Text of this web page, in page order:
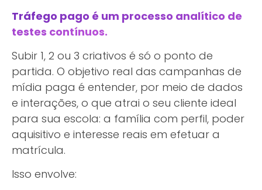
Tráfego pago é um processo analítico de
testes contínuos.
Subir 1, 2 ou 3 criativos é só o ponto de
partida. O objetivo real das campanhas de
mídia paga é entender, por meio de dados
e interações, o que atrai o seu cliente ideal
para sua escola: a família com perfil, poder
aquisitivo e interesse reais em efetuar a
matrícula.
Isso envolve: